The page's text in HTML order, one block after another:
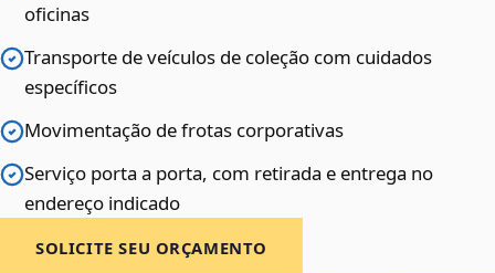
oficinas
Transporte de veículos de coleção com cuidados
específicos
Movimentação de frotas corporativas
Serviço porta a porta, com retirada e entrega no
endereço indicado
SOLICITE SEU ORÇAMENTO